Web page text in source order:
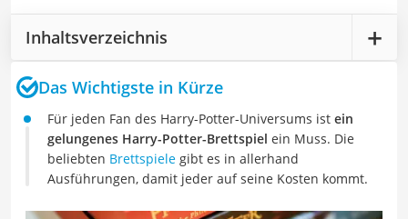
Inhaltsverzeichnis
Das Wichtigste in Kürze
Für jeden Fan des Harry-Potter-Universums ist ein
gelungenes Harry-Potter-Brettspiel ein Muss. Die
beliebten Brettspiele gibt es in allerhand
Ausführungen, damit jeder auf seine Kosten kommt.